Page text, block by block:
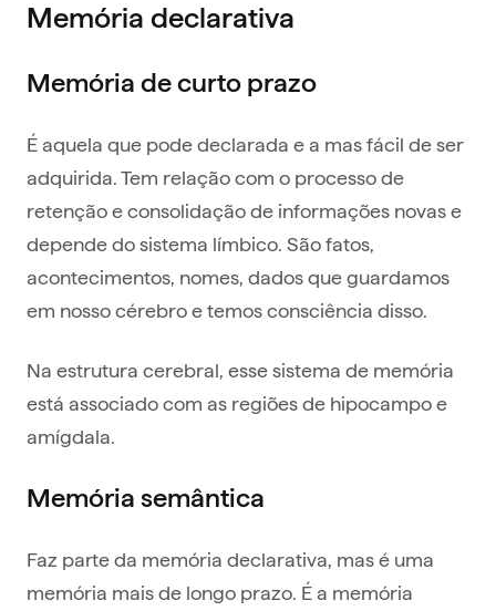
Memória declarativa
Memória de curto prazo
É aquela que pode declarada e a mas fácil de ser
adquirida. Tem relação com o processo de
retenção e consolidação de informações novas e
depende do sistema límbico. São fatos,
acontecimentos, nomes, dados que guardamos
em nosso cérebro e temos consciência disso.
Na estrutura cerebral, esse sistema de memória
está associado com as regiões de hipocampo e
amígdala.
Memória semântica
Faz parte da memória declarativa, mas é uma
memória mais de longo prazo. É a memória